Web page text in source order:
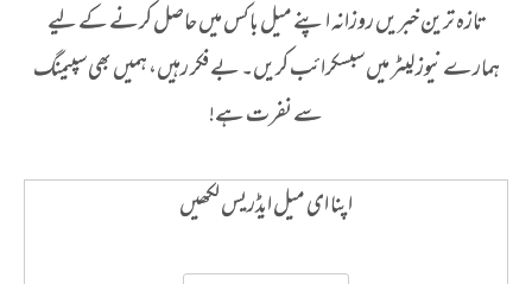
تازہ ترین خبریں روزانہ اپنے میل باکس میں حاصل کرنے کے لیے
ہمارے نیوز لیٹر میں سبسکرائب کریں۔ بے فکر رہیں، ہمیں بھی سپیمنگ
سے نفرت ہے!
اپنا ای میل ایڈریس لکھیں